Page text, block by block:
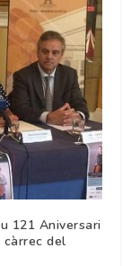
121 Aniversari
càrrec del